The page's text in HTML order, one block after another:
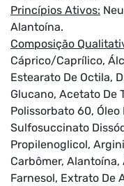
Princípios Ativos:
Alantoína.
Composição
Cáprico/Caprílico,
Estearato De Octila,
Glucano, Acetato De
Polissorbato 60, Óleo
Sulfosuccinato
Propilenoglicol,
Carbômer, Alantoína,
Farnesol, Extrato De